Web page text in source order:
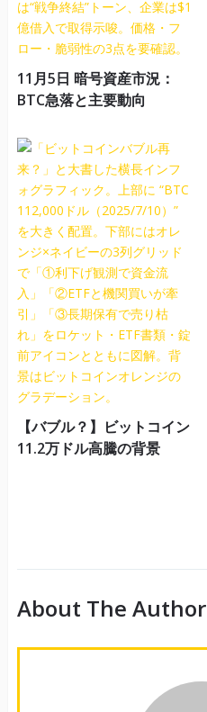
11月5日 暗号資産市況：
BTC急落と主要動向
【バブル？】ビットコイン
11.2万ドル高騰の背景
About The Author